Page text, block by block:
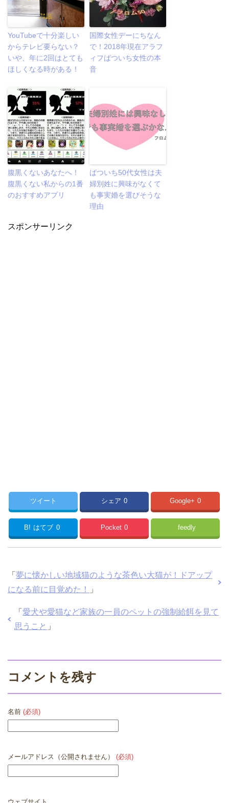
YouTubeで十分楽しい
からテレビ要らない？
いや、年に2回はとても
ほしくなる時がある！
国際女性デーにちなん
で！2018年現在アラフ
ィフばついち女性の本
音
腹黒くないあなたへ！
腹黒くない私からの1番
のおすすめアプリ
ばついち50代女性は夫
婦別姓に興味がなくて
も事実婚を選びそうな
理由
スポンサーリンク
ツイート シェア 0 Google+ 0
B! はてブ 0 Pocket 0 feedly
「 夢に懐かしい地域猫のような茶色い大猫が！ドアップ
になる前に目覚めた！
」
「 愛犬や愛猫など家族の一員のペットの強制給餌を見て
思うこと 」
コメントを残す
名前 (必須)
メールアドレス（公開されません） (必須)